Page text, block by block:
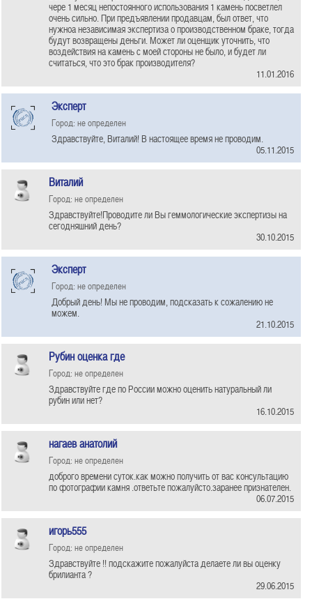
чере 1 месяц непостоянного использования 1 камень посветлел
очень сильно. При предъявлении продавцам, был ответ, что
нужноа независимая экспертиза о производственном браке, тогда
будут возвращены деньги. Может ли оценщик уточнить, что
воздействия на камень с моей стороны не было, и будет ли
считаться, что это брак производителя?
11.01.2016
Эксперт
Город: не определен
Здравствуйте, Виталий! В настоящее время не проводим.
05.11.2015
Виталий
Город: не определен
Здравствуйте!Проводите ли Вы геммологические экспертизы на
сегодняшний день?
30.10.2015
Эксперт
Город: не определен
Добрый день! Мы не проводим, подсказать к сожалению не
можем.
21.10.2015
Рубин оценка где
Город: не определен
Здравствуйте где по России можно оценить натуральный ли
рубин или нет?
16.10.2015
нагаев анатолий
Город: не определен
доброго времени суток.как можно получить от вас консультацию
по фотографии камня .ответьте пожалуйсто.заранее признателен.
06.07.2015
игорь555
Город: не определен
Здравствуйте !! подскажите пожалуйста делаете ли вы оценку
брилианта ?
29.06.2015